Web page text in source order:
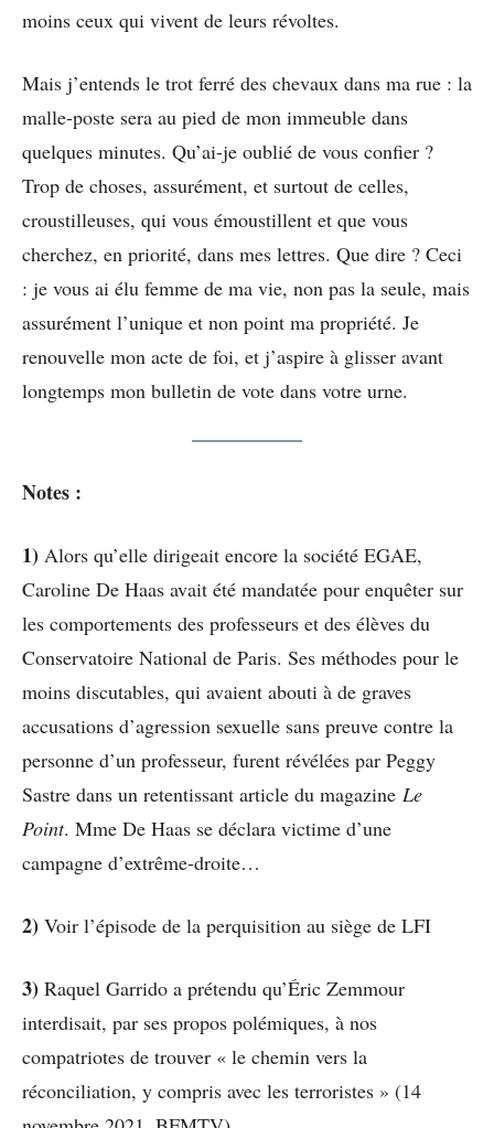
moins ceux qui vivent de leurs révoltes.
Mais j’entends le trot ferré des chevaux dans ma rue : la
malle-poste sera au pied de mon immeuble dans
quelques minutes. Qu’ai-je oublié de vous confier ?
Trop de choses, assurément, et surtout de celles,
croustilleuses, qui vous émoustillent et que vous
cherchez, en priorité, dans mes lettres. Que dire ? Ceci
: je vous ai élu femme de ma vie, non pas la seule, mais
assurément l’unique et non point ma propriété. Je
renouvelle mon acte de foi, et j’aspire à glisser avant
longtemps mon bulletin de vote dans votre urne.
Notes :
1) Alors qu’elle dirigeait encore la société EGAE,
Caroline De Haas avait été mandatée pour enquêter sur
les comportements des professeurs et des élèves du
Conservatoire National de Paris. Ses méthodes pour le
moins discutables, qui avaient abouti à de graves
accusations d’agression sexuelle sans preuve contre la
personne d’un professeur, furent révélées par Peggy
Sastre dans un retentissant article du magazine Le
Point. Mme De Haas se déclara victime d’une
campagne d’extrême-droite…
2) Voir l’épisode de la perquisition au siège de LFI
3) Raquel Garrido a prétendu qu’Éric Zemmour
interdisait, par ses propos polémiques, à nos
compatriotes de trouver « le chemin vers la
réconciliation, y compris avec les terroristes » (14